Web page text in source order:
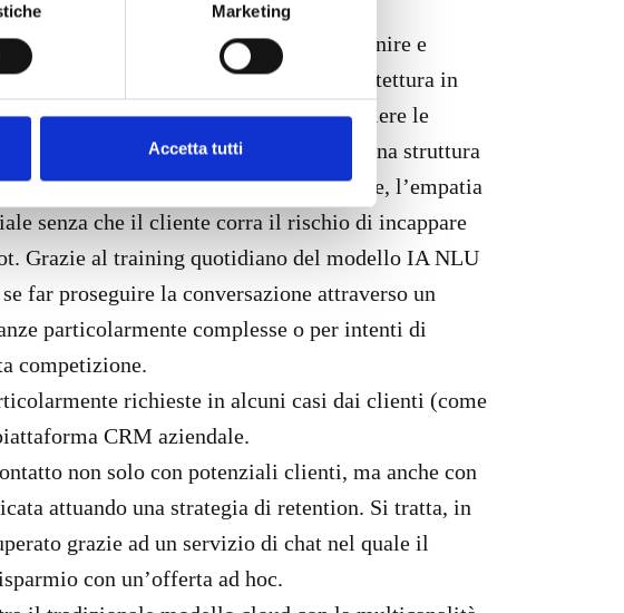
Marketing
Accetta tutti
un customer care 2.0 consiste nell’unire e
artificiale. Il risultato è un’architettura in
allo stesso momento, in grado di cogliere le
modo, un equilibrio perfetto e una struttura
tra diverse caratteristiche: su tutte, l’empatia
senza che il cliente corra il rischio di incappare
Grazie al training quotidiano del modello IA NLU
far proseguire la conversazione attraverso un
particolarmente complesse o per intenti di
competizione.
richieste in alcuni casi dai clienti (come
CRM aziendale.
non solo con potenziali clienti, ma anche con
attuando una strategia di retention. Si tratta, in
grazie ad un servizio di chat nel quale il
con un’offerta ad hoc.